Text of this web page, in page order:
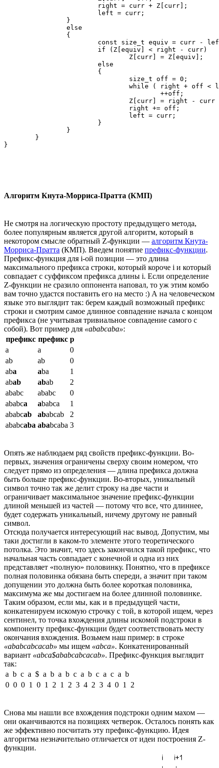
                        right = curr + Z[curr];
                        left = curr;
                }
                else
                {
const size_t equiv = curr -
                        if (Z[equiv] < right - curr)
                                Z[curr] = Z[equiv];
                        else
                        {
                                size_t off = 0;
while ( right + off <
                                        ++off;
Z[curr] = right - curr
                                right += off;
                                left = curr;
                        }
                }
        }
Алгоритм Кнута-Морриса-Пратта (КМП)
Не смотря на логическую простоту предыдущего метода,
более популярным является другой алгоритм, который в
некотором смысле обратный Z-функции — алгоритм Кнута-
Морриса-Пратта (КМП). Введем понятие префикс-функции.
Префикс-функция для i-ой позиции — это длина
максимального префикса строки, который короче i и который
совпадает с суффиксом префикса длины i. Если определение
Z-функции не сразило оппонента наповал, то уж этим комбо
вам точно удастся поставить его на место :) А на человеческом
языке это выглядит так: берем каждый возможный префикс
строки и смотрим самое длинное совпадение начала с концом
префикса (не учитывая тривиальное совпадение самого с
собой). Вот пример для «ababcaba»:
префикс префикс p
a
a
0
ab
ab
0
aba aba
1
abab abab
2
ababc
ababc
0
ababca ababca
1
ababcab ababcab
2
ababcaba ababcaba 3
Опять же наблюдаем ряд свойств префикс-функции. Во-
первых, значения ограничены сверху своим номером, что
следует прямо из определения — длина префикса должна
быть больше префикс-функции. Во-вторых, уникальный
символ точно так же делит строку на две части и
ограничивает максимальное значение префикс-функции
длиной меньшей из частей — потому что все, что длиннее,
будет содержать уникальный, ничему другому не равный
символ.
Отсюда получается интересующий нас вывод. Допустим, мы
таки достигли в каком-то элементе этого теоретического
потолка. Это значит, что здесь закончился такой префикс, что
начальная часть совпадает с конечной и одна из них
представляет «полную» половинку. Понятно, что в префиксе
полная половинка обязана быть спереди, а значит при таком
допущении это должна быть более короткая половинка,
максимума же мы достигаем на более длинной половинке.
Таким образом, если мы, как и в предыдущей части,
конкатенируем искомую строчку с той, в которой ищем, через
сентинел, то точка вхождения длины искомой подстроки в
компоненту префикс-функции будет соответствовать месту
окончания вхождения. Возьмем наш пример: в строке
«ababcabсacab» мы ищем «abca». Конкатенированный
вариант «abca$ababcabсacab». Префикс-функция выглядит
так:
a b c a $ a b a b c a b с a c a b
0 0 0 1 0 1 2 1 2 3 4 2 3 4 0 1 2
Снова мы нашли все вхождения подстроки одним махом —
они оканчиваются на позициях четверок. Осталось понять как
же эффективно посчитать эту префикс-функцию. Идея
алгоритма незначительно отличается от идеи построения Z-
функции.